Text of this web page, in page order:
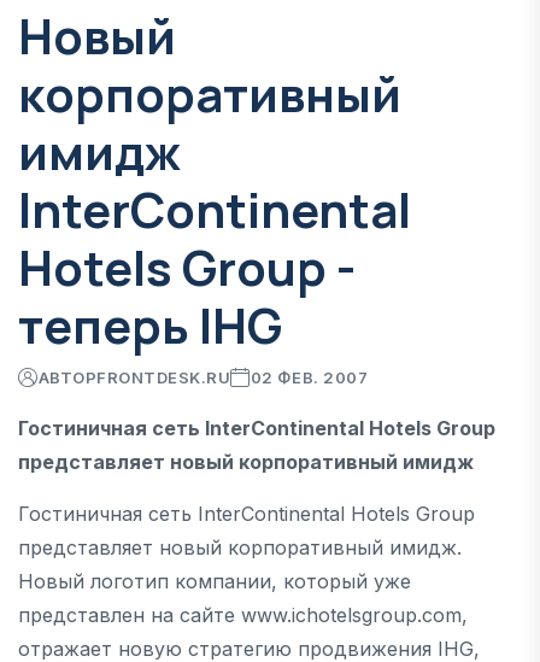
Новый
корпоративный
имидж
InterContinental
Hotels Group -
теперь IHG
АВТОРFRONTDESK.RU 02 ФЕВ. 2007
Гостиничная сеть InterContinental Hotels Group
представляет новый корпоративный имидж
Гостиничная сеть InterContinental Hotels Group
представляет новый корпоративный имидж.
Новый логотип компании, который уже
представлен на сайте www.ichotelsgroup.com,
отражает новую стратегию продвижения IHG,